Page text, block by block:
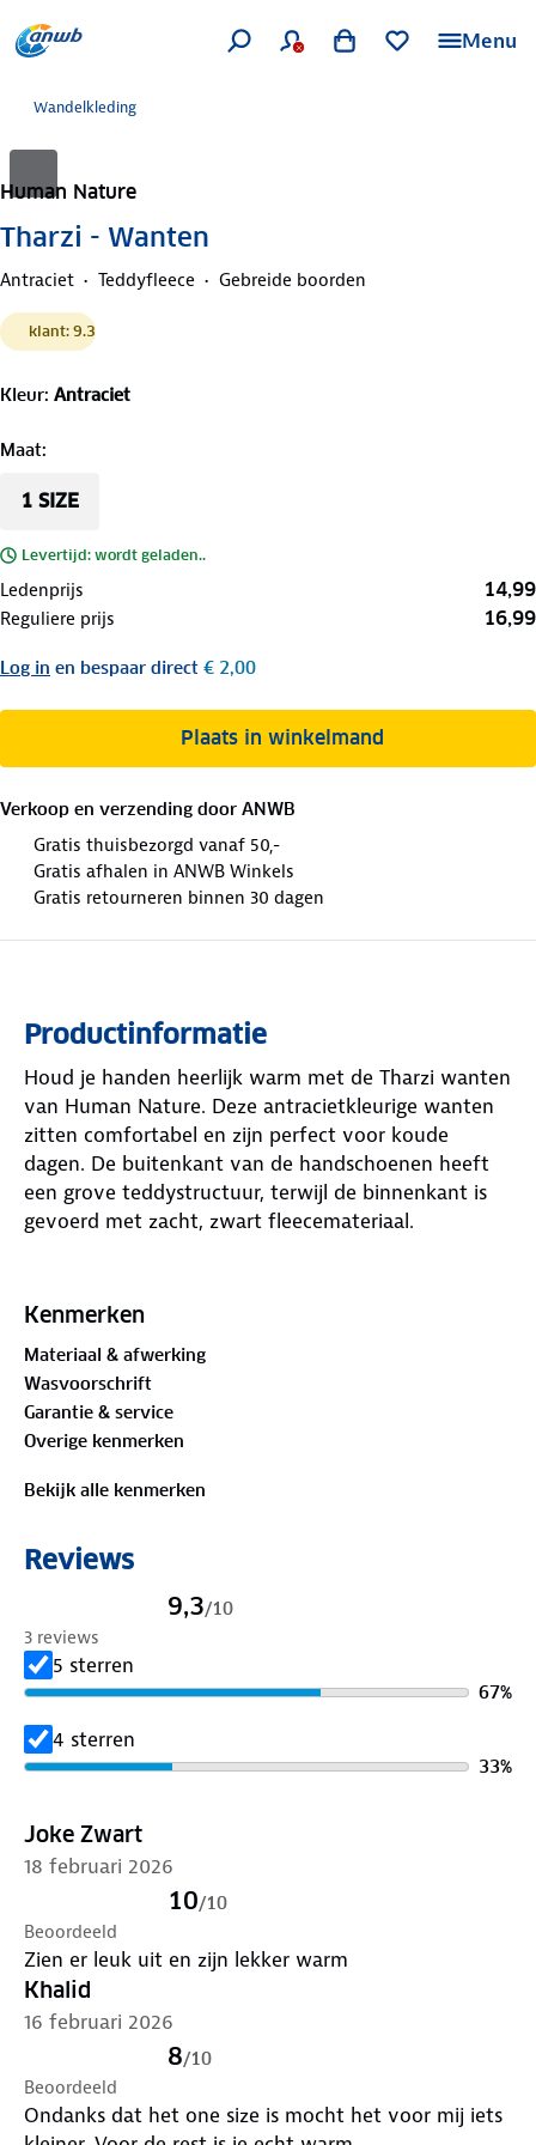
Menu
Wandelkleding
Human Nature
Tharzi - Wanten
Antraciet Teddyfleece Gebreide boorden
klant: 9.3
Kleur: Antraciet
Maat:
1 SIZE
Levertijd: wordt geladen..
Ledenprijs 14,99
Reguliere prijs 16,99
Log in en bespaar direct € 2,00
Plaats in winkelmand
Verkoop en verzending door ANWB
Gratis thuisbezorgd vanaf 50,-
Gratis afhalen in ANWB Winkels
Gratis retourneren binnen 30 dagen
Productinformatie
Houd je handen heerlijk warm met de Tharzi wanten
van Human Nature. Deze antracietkleurige wanten
zitten comfortabel en zijn perfect voor koude
dagen. De buitenkant van de handschoenen heeft
een grove teddystructuur, terwijl de binnenkant is
gevoerd met zacht, zwart fleecemateriaal.
goed aansluiten en geen koude lucht binnenlaten.
behouden ze hun vorm. Draag de Tharzi wanten
met de bijpassende col!
Kenmerken
Materiaal & afwerking
Wasvoorschrift
Garantie & service
Overige kenmerken
Bekijk alle kenmerken
Reviews
9,3/10
3 reviews
5 sterren
67%
4 sterren
33%
Joke Zwart
18 februari 2026
10/10
Beoordeeld
Zien er leuk uit en zijn lekker warm
Khalid
16 februari 2026
8/10
Beoordeeld
Ondanks dat het one size is mocht het voor mij iets